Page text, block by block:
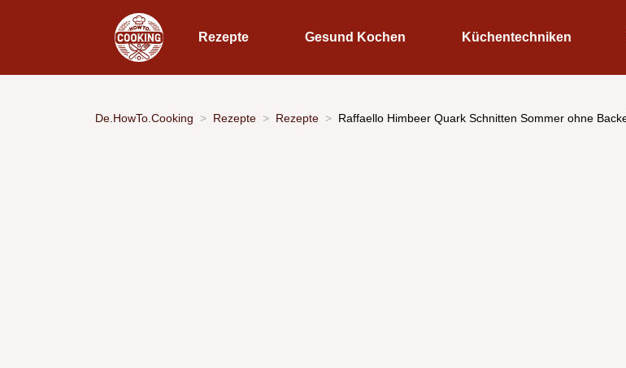
Rezepte Gesund Kochen Küchentechniken
De.HowTo.Cooking Rezepte Rezepte Raffaello Himbeer Quark Schnitten Sommer ohne